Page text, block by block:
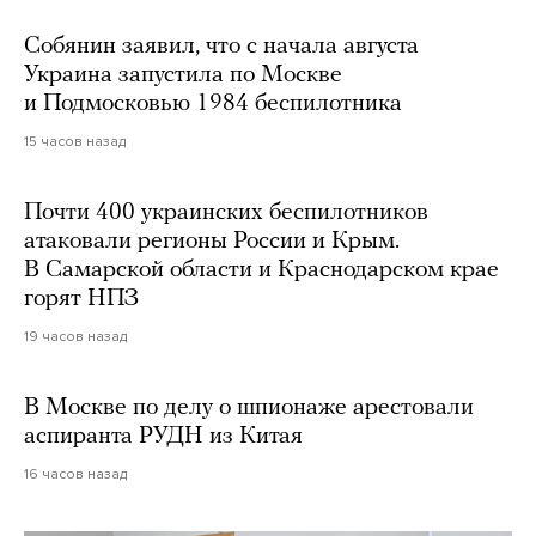
Собянин заявил, что с начала августа
Украина запустила по Москве
и Подмосковью 1984 беспилотника
15 часов назад
Почти 400 украинских беспилотников
атаковали регионы России и Крым.
В Самарской области и Краснодарском крае
горят НПЗ
19 часов назад
В Москве по делу о шпионаже арестовали
аспиранта РУДН из Китая
16 часов назад